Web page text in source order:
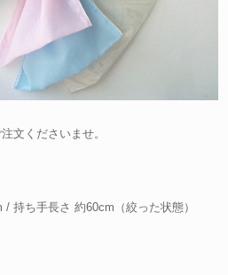
文くださいませ。
/ 持ち手長さ 約60cm（絞った状態）